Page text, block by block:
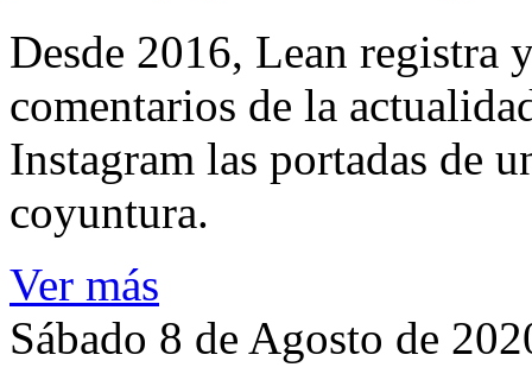
Desde 2016, Lean registra
comentarios de la
Instagram las portadas de
coyuntura.
Ver más
Sábado 8 de Agosto de